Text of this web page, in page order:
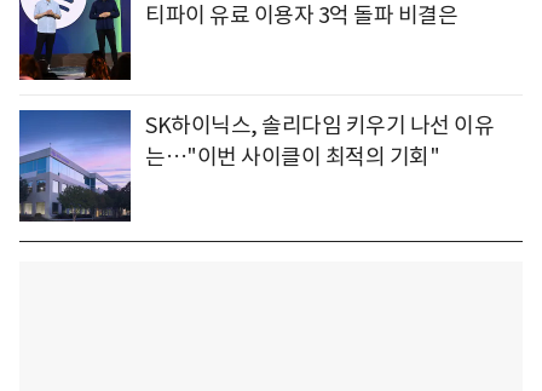
티파이 유료 이용자 3억 돌파 비결은
SK하이닉스, 솔리다임 키우기 나선 이유
는…"이번 사이클이 최적의 기회"